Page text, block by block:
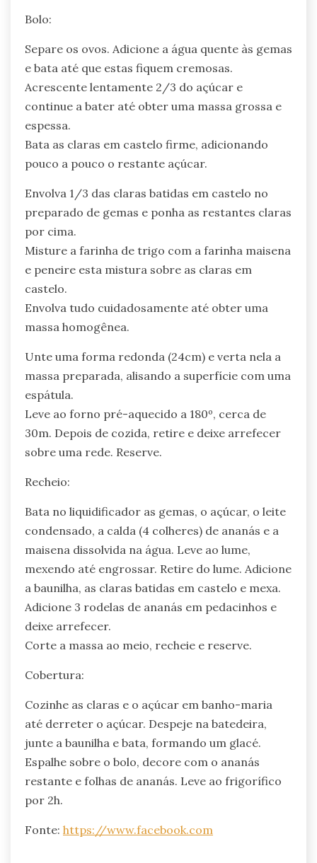
Bolo:
Separe os ovos. Adicione a água quente às gemas
e bata até que estas fiquem cremosas.
Acrescente lentamente 2/3 do açúcar e
continue a bater até obter uma massa grossa e
espessa.
Bata as claras em castelo firme, adicionando
pouco a pouco o restante açúcar.
Envolva 1/3 das claras batidas em castelo no
preparado de gemas e ponha as restantes claras
por cima.
Misture a farinha de trigo com a farinha maisena
e peneire esta mistura sobre as claras em
castelo.
Envolva tudo cuidadosamente até obter uma
massa homogênea.
Unte uma forma redonda (24cm) e verta nela a
massa preparada, alisando a superfície com uma
espátula.
Leve ao forno pré-aquecido a 180º, cerca de
30m. Depois de cozida, retire e deixe arrefecer
sobre uma rede. Reserve.
Recheio:
Bata no liquidificador as gemas, o açúcar, o leite
condensado, a calda (4 colheres) de ananás e a
maisena dissolvida na água. Leve ao lume,
mexendo até engrossar. Retire do lume. Adicione
a baunilha, as claras batidas em castelo e mexa.
Adicione 3 rodelas de ananás em pedacinhos e
deixe arrefecer.
Corte a massa ao meio, recheie e reserve.
Cobertura:
Cozinhe as claras e o açúcar em banho-maria
até derreter o açúcar. Despeje na batedeira,
junte a baunilha e bata, formando um glacé.
Espalhe sobre o bolo, decore com o ananás
restante e folhas de ananás. Leve ao frigorífico
por 2h.
Fonte: https://www.facebook.com